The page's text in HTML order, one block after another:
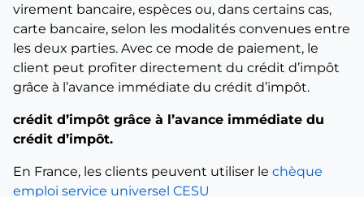
virement bancaire, espèces ou, dans certains cas,
carte bancaire, selon les modalités convenues entre
les deux parties. Avec ce mode de paiement, le
client peut profiter directement du crédit d’impôt
grâce à l’avance immédiate du crédit d’impôt.
crédit d’impôt grâce à l’avance immédiate du
crédit d’impôt.
En France, les clients peuvent utiliser le chèque
emploi service universel CESU